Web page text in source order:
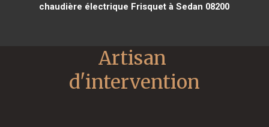
chaudière électrique Frisquet à Sedan 08200
Artisan
d'intervention